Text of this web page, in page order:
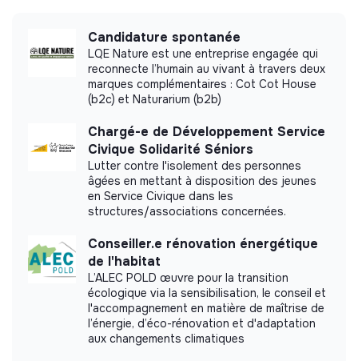
More information
< 15 persons
Marketing /
Communication
Impact study
Hamou Bouakkaz did not yet communicate its
impact measurement.
Candidature spontanée
LQE Nature est une entreprise engagée qui
reconnecte l’humain au vivant à travers deux
marques complémentaires : Cot Cot House
(b2c) et Naturarium (b2b)
Chargé-e de Développement Service
Civique Solidarité Séniors
Lutter contre l'isolement des personnes
âgées en mettant à disposition des jeunes
en Service Civique dans les
structures/associations concernées.
Conseiller.e rénovation énergétique
de l'habitat
L’ALEC POLD œuvre pour la transition
écologique via la sensibilisation, le conseil et
l'accompagnement en matière de maîtrise de
l’énergie, d’éco-rénovation et d'adaptation
aux changements climatiques